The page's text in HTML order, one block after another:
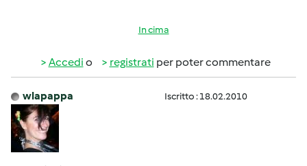
In cima
Accedi o registrati per poter commentare
wlapappa Iscritto : 18.02.2010